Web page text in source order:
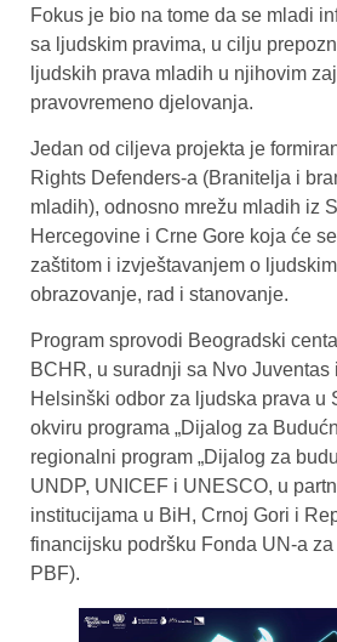
Fokus je bio na tome da se mladi
sa ljudskim pravima, u cilju
ljudskih prava mladih u njihovim
pravovremeno djelovanja.
Jedan od ciljeva projekta je
Rights Defenders-a (Branitelja i
mladih), odnosno mrežu mladih iz
Hercegovine i Crne Gore koja će
zaštitom i izvještavanjem o
obrazovanje, rad i stanovanje.
Program sprovodi Beogradski
BCHR, u suradnji sa Nvo Juventas
Helsinški odbor za ljudska prava u
okviru programa „Dijalog za
regionalni program „Dijalog za
UNDP, UNICEF i UNESCO, u
institucijama u BiH, Crnoj Gori i
financijsku podršku Fonda UN-a
PBF).